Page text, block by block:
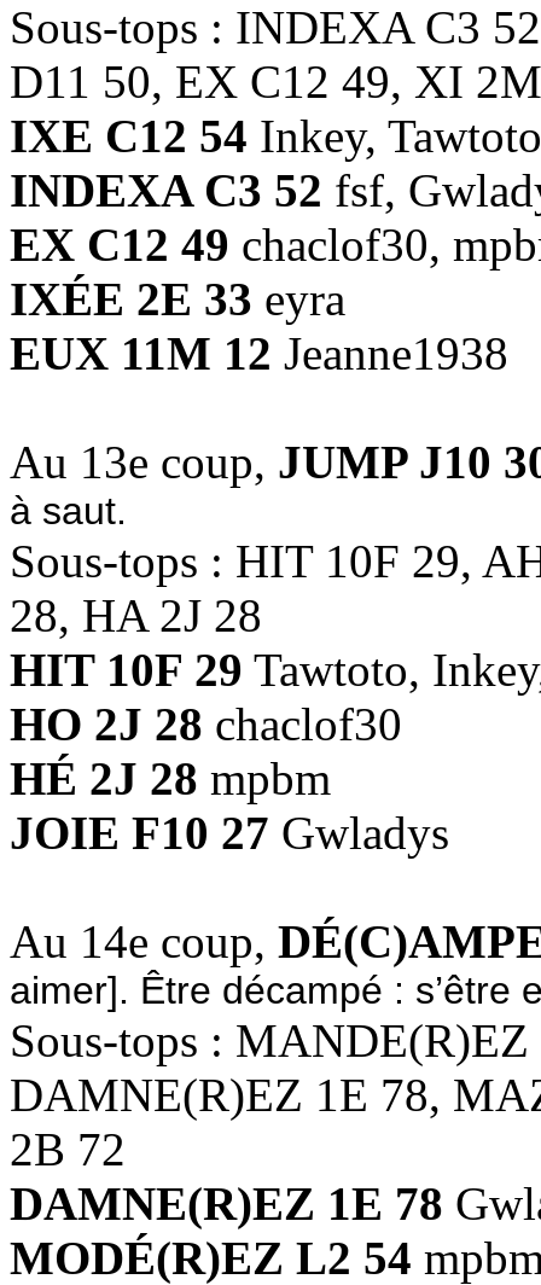
Sous-tops : INDEXA C3
D11 50, EX C12 49, XI
IXE C12 54 Inkey, Tawtoto
INDEXA C3 52 fsf,
EX C12 49 chaclof30,
IXÉE 2E 33 eyra
EUX 11M 12 Jeanne1938
Au 13e coup, JUMP J10
à saut.
Sous-tops : HIT 10F 29,
28, HA 2J 28
HIT 10F 29 Tawtoto,
HO 2J 28 chaclof30
HÉ 2J 28 mpbm
JOIE F10 27 Gwladys
Au 14e coup,
aimer]. Être décampé : s’être
Sous-tops :
DAMNE(R)EZ 1E 78,
2B 72
DAMNE(R)EZ 1E 78
MODÉ(R)EZ L2 54